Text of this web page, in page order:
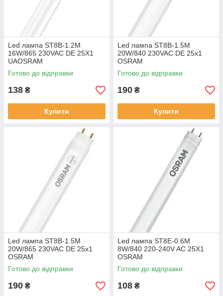
Led лампа ST8B-1.2M
16W/865 230VAC DE 25X1
UAOSRAM
Готово до відправки
138 ₴
Купити
Led лампа ST8B-1.5M
20W/840 230VAC DE 25х1
OSRAM
Готово до відправки
190 ₴
Купити
Led лампа ST8B-1.5M
20W/865 230VAC DE 25х1
OSRAM
Готово до відправки
190 ₴
Led лампа ST8E-0.6M
8W/840 220-240V AC 25X1
OSRAM
Готово до відправки
108 ₴